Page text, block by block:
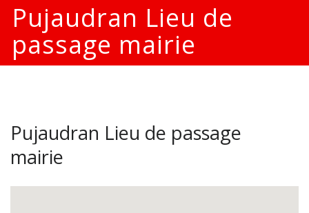
Pujaudran Lieu de
passage mairie
Pujaudran Lieu de passage
mairie